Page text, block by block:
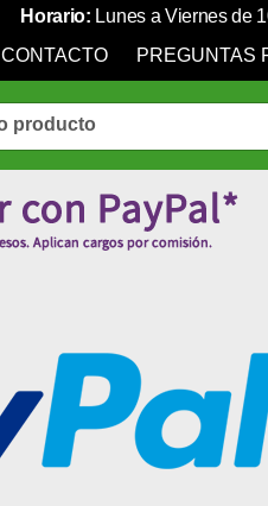
Horario: Lunes a Viernes de
CONTACTO PREGUNTAS